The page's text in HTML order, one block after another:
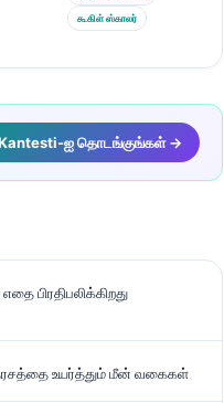
கூகிள் ஸ்காலர்
ஐ தொடங்குங்கள் →
பிரதிபலிக்கிறது
உயர்த்தும் மீன் வகைகள்